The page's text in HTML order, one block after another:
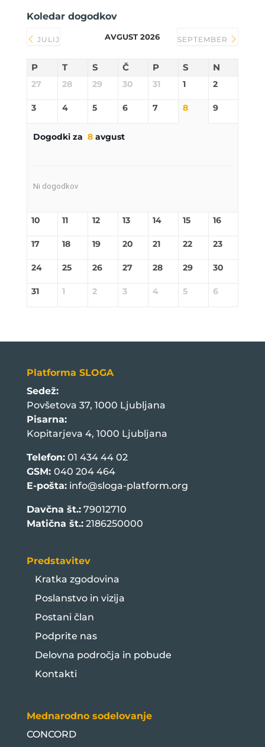
Koledar dogodkov
JULIJ AVGUST 2026 SEPTEMBER
P T S Č P S N
27 28 29 30 31 1 2
3 4 5 6 7 8 9
Dogodki za 8avgust
Ni dogodkov
10 11 12 13 14 15 16
17 18 19 20 21 22 23
24 25 26 27 28 29 30
31 1 2 3 4 5 6
Platforma SLOGA
Sedež:
Povšetova 37, 1000 Ljubljana
Pisarna:
Kopitarjeva 4, 1000 Ljubljana
Telefon:01 434 44 02
GSM: 040 204 464
E-pošta: info@sloga-platform.org
Davčna št.:79012710
Matična št.:2186250000
Predstavitev
Kratka zgodovina
Poslanstvo in vizija
Postani član
Podprite nas
Delovna področja in pobude
Kontakti
Mednarodno sodelovanje
CONCORD